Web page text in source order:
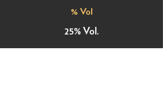
% Vol
25% Vol.